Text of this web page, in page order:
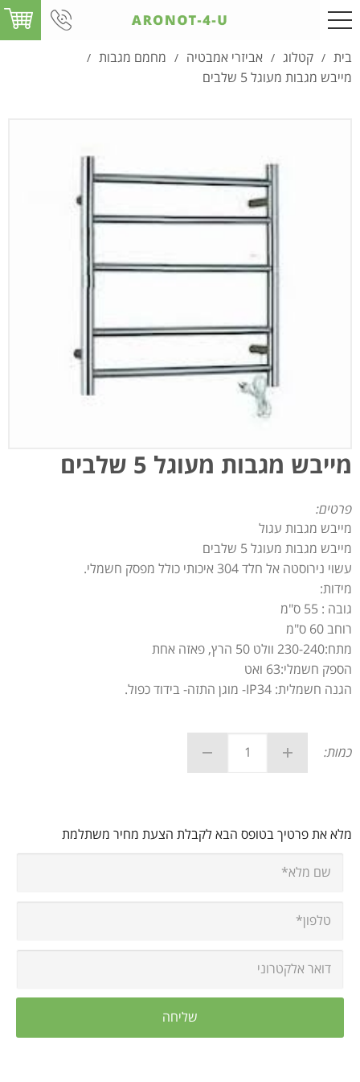
בית / קטלוג / אביזרי אמבטיה / מחמם מגבות /
מייבש מגבות מעוגל 5 שלבים
מייבש מגבות מעוגל 5 שלבים
פרטים:
מייבש מגבות עגול
מייבש מגבות מעוגל 5 שלבים
עשוי נירוסטה אל חלד 304 איכותי כולל מפסק חשמלי.
מידות:
גובה : 55 ס"מ
רוחב 60 ס"מ
מתח:230-240 וולט 50 הרץ, פאזה אחת
הספק חשמלי:63 ואט
הגנה חשמלית: IP34- מוגן התזה- בידוד כפול.
כמות:
מלא את פרטיך בטופס הבא לקבלת הצעת מחיר משתלמת